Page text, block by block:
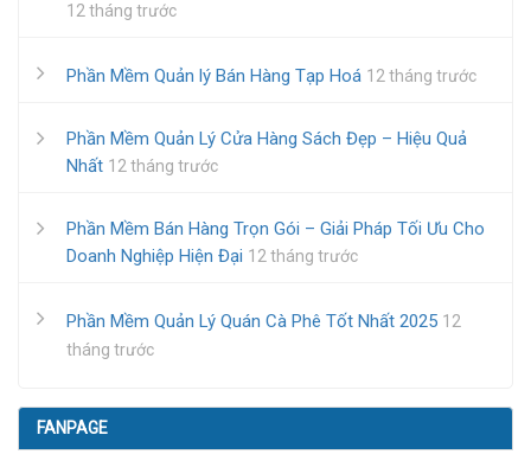
12 tháng trước
Phần Mềm Quản lý Bán Hàng Tạp Hoá 12 tháng trước
Phần Mềm Quản Lý Cửa Hàng Sách Đẹp – Hiệu Quả
Nhất 12 tháng trước
Phần Mềm Bán Hàng Trọn Gói – Giải Pháp Tối Ưu Cho
Doanh Nghiệp Hiện Đại 12 tháng trước
Phần Mềm Quản Lý Quán Cà Phê Tốt Nhất 2025 12
tháng trước
FANPAGE